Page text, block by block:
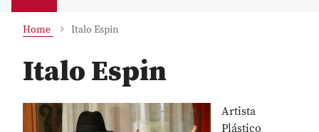
Home Italo Espin
Italo Espin
Artista
Plástico